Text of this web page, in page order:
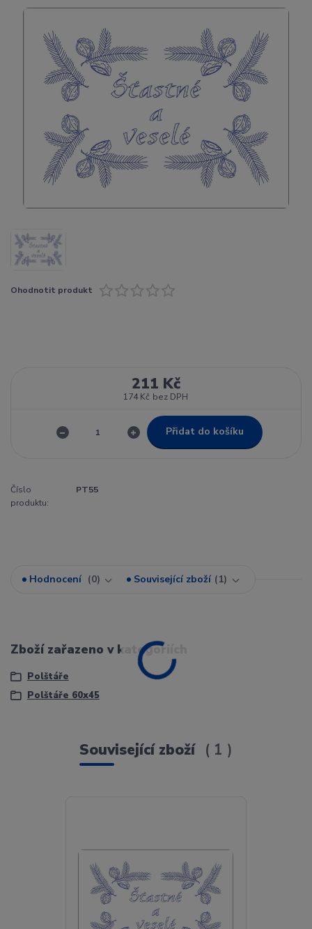
Ohodnotit produkt
211 Kč
174 Kč bez DPH
Přidat do košíku
Číslo
produktu:
PT55
Hodnocení 0 Související zboží 1
Zboží zařazeno v kategoriích
Polštáře
Polštáře 60x45
Související zboží 1